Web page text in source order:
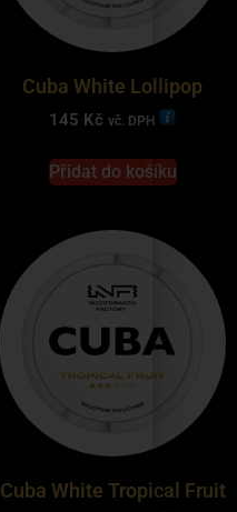
Cuba White Lollipop
145 Kč vč. DPH
Přidat do košíku
Cuba White Tropical Fruit